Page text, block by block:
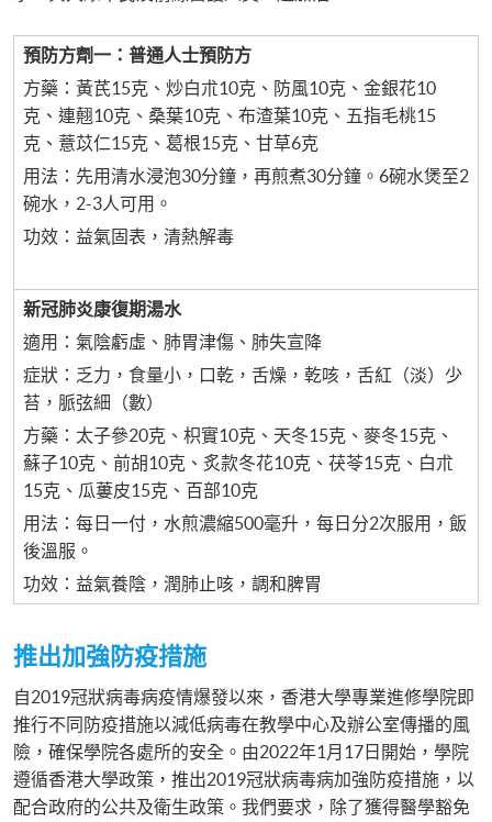
預防方劑一：普通人士預防方
方藥：黃芪15克、炒白朮10克、防風10克、金銀花10
克、連翹10克、桑葉10克、布渣葉10克、五指毛桃15
克、薏苡仁15克、葛根15克、甘草6克
用法：先用清水浸泡30分鐘，再煎煮30分鐘。6碗水煲至2
碗水，2-3人可用。
功效：益氣固表，清熱解毒
新冠肺炎康復期湯水
適用：氣陰虧虛、肺胃津傷、肺失宣降
症狀：乏力，食量小，口乾，舌燥，乾咳，舌紅（淡）少
苔，脈弦細（數）
方藥：太子參20克、枳實10克、天冬15克、麥冬15克、
蘇子10克、前胡10克、炙款冬花10克、茯苓15克、白朮
15克、瓜蔞皮15克、百部10克
用法：每日一付，水煎濃縮500毫升，每日分2次服用，飯
後溫服。
功效：益氣養陰，潤肺止咳，調和脾胃
推出加強防疫措施
自2019冠狀病毒病疫情爆發以來，香港大學專業進修學院即
推行不同防疫措施以減低病毒在教學中心及辦公室傳播的風
險，確保學院各處所的安全。由2022年1月17日開始，學院
遵循香港大學政策，推出2019冠狀病毒病加強防疫措施，以
配合政府的公共及衛生政策。我們要求，除了獲得醫學豁免